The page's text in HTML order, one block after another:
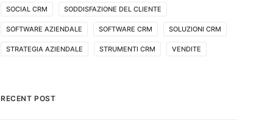
SOCIAL CRM SODDISFAZIONE DEL CLIENTE
SOFTWARE AZIENDALE SOFTWARE CRM SOLUZIONI CRM
STRATEGIA AZIENDALE STRUMENTI CRM VENDITE
RECENT POST